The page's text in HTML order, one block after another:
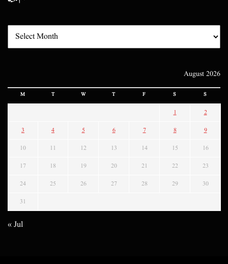
August 2026
M T W T F S S
1 2
3 4 5 6 7 8 9
10 11 12 13 14 15 16
17 18 19 20 21 22 23
24 25 26 27 28 29 30
31
« Jul